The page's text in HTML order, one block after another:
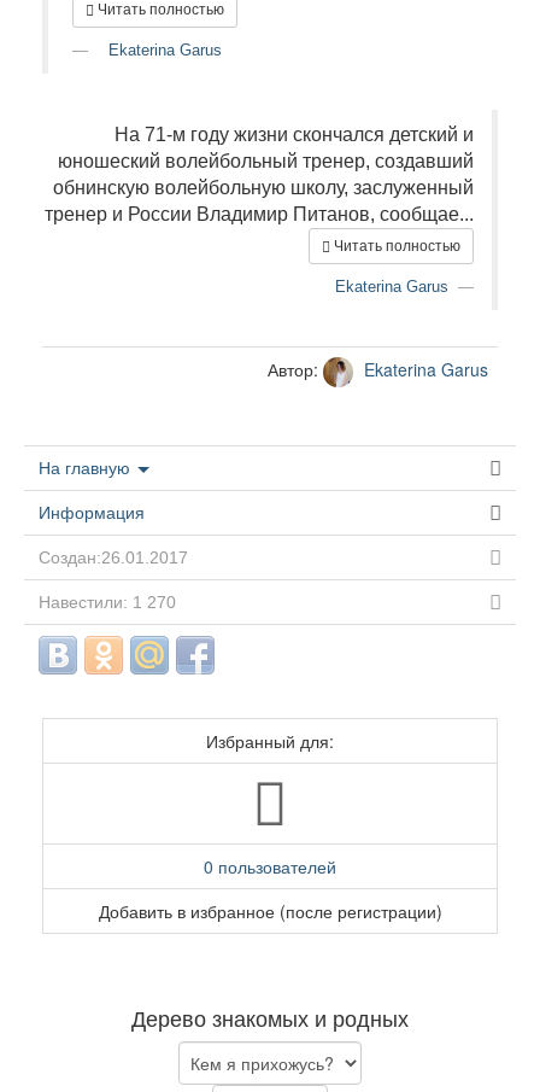
Читать полностью
Ekaterina Garus
На 71-м году жизни скончался детский и
юношеский волейбольный тренер, создавший
обнинскую волейбольную школу, заслуженный
тренер и России Владимир Питанов, сообщае...
Читать полностью
Ekaterina Garus
Автор: Ekaterina Garus
На главную
Информация
Создан:26.01.2017
Навестили: 1 270
Избранный для:
0 пользователей
Добавить в избранное (после регистрации)
Дерево знакомых и родных